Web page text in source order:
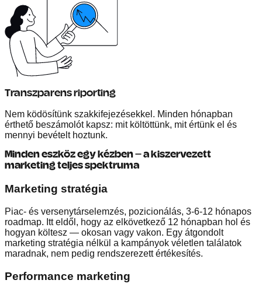
Transzparens riporting
Nem ködösítünk szakkifejezésekkel. Minden hónapban
érthető beszámolót kapsz: mit költöttünk, mit értünk el és
mennyi bevételt hoztunk.
Minden eszköz egy kézben — a kiszervezett
marketing teljes spektruma
Marketing stratégia
Piac- és versenytárselemzés, pozicionálás, 3-6-12 hónapos
roadmap. Itt eldől, hogy az elkövetkező 12 hónapban hol és
hogyan költesz — okosan vagy vakon. Egy átgondolt
marketing stratégia nélkül a kampányok véletlen találatok
maradnak, nem pedig rendszerezett értékesítés.
Performance marketing